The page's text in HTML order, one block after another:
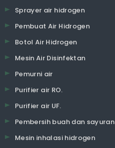
Sprayer air hidrogen
Pembuat Air Hidrogen
Botol Air Hidrogen
Mesin Air Disinfektan
Pemurni air
Purifier air RO.
Purifier air UF.
Pembersih buah dan sayuran
Mesin inhalasi hidrogen